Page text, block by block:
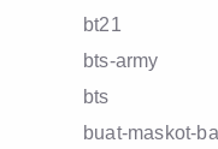
bt21
bts-army
bts
buat-maskot-